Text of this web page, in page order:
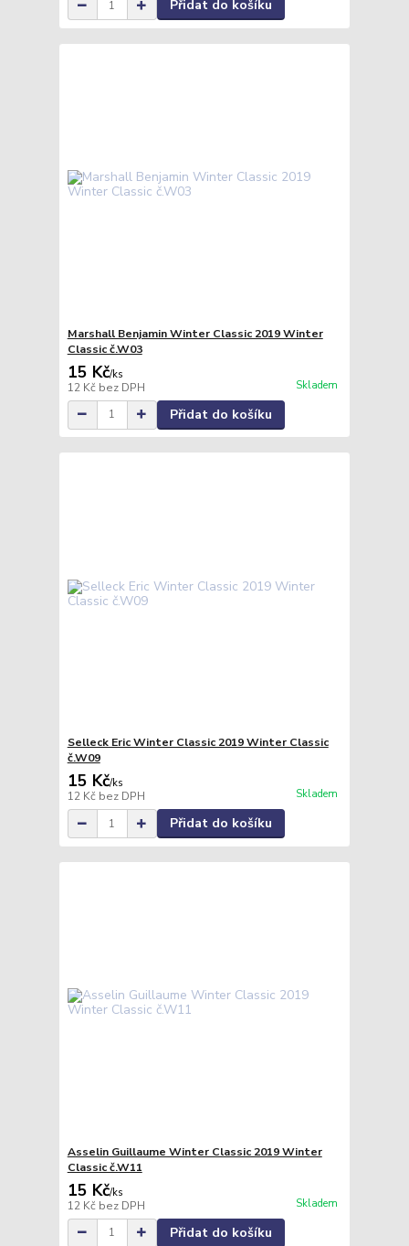
Přidat do košíku
Marshall Benjamin Winter Classic 2019 Winter
Classic č.W03
15 Kč/ks
12 Kč bez DPH Skladem
Přidat do košíku
Selleck Eric Winter Classic 2019 Winter Classic
č.W09
15 Kč/ks
12 Kč bez DPH Skladem
Přidat do košíku
Asselin Guillaume Winter Classic 2019 Winter
Classic č.W11
15 Kč/ks
12 Kč bez DPH Skladem
Přidat do košíku